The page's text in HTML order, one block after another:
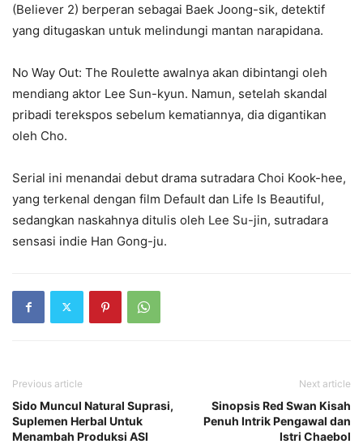
(Believer 2) berperan sebagai Baek Joong-sik, detektif
yang ditugaskan untuk melindungi mantan narapidana.
No Way Out: The Roulette awalnya akan dibintangi oleh
mendiang aktor Lee Sun-kyun. Namun, setelah skandal
pribadi terekspos sebelum kematiannya, dia digantikan
oleh Cho.
Serial ini menandai debut drama sutradara Choi Kook-hee,
yang terkenal dengan film Default dan Life Is Beautiful,
sedangkan naskahnya ditulis oleh Lee Su-jin, sutradara
sensasi indie Han Gong-ju.
Previous article
Sido Muncul Natural Suprasi,
Suplemen Herbal Untuk
Menambah Produksi ASI
Next article
Sinopsis Red Swan Kisah
Penuh Intrik Pengawal dan
Istri Chaebol